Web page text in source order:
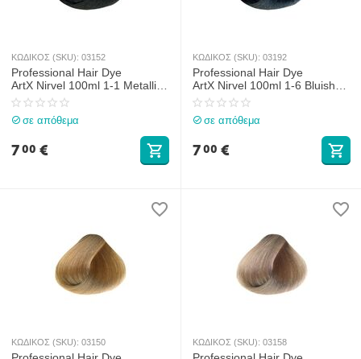
ΚΩΔΙΚΟΣ (SKU): 03152
Professional Hair Dye
ArtX Nirvel 100ml 1-1 Metallic
Black
σε απόθεμα
700 €
ΚΩΔΙΚΟΣ (SKU): 03192
Professional Hair Dye
ArtX Nirvel 100ml 1-6 Bluish
Black
σε απόθεμα
700 €
ΚΩΔΙΚΟΣ (SKU): 03150 ΚΩΔΙΚΟΣ (SKU): 03158